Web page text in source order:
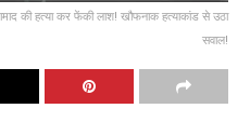
की हत्या कर फेंकी लाश! खौफनाक हत्याकांड से उठा
सवाल!